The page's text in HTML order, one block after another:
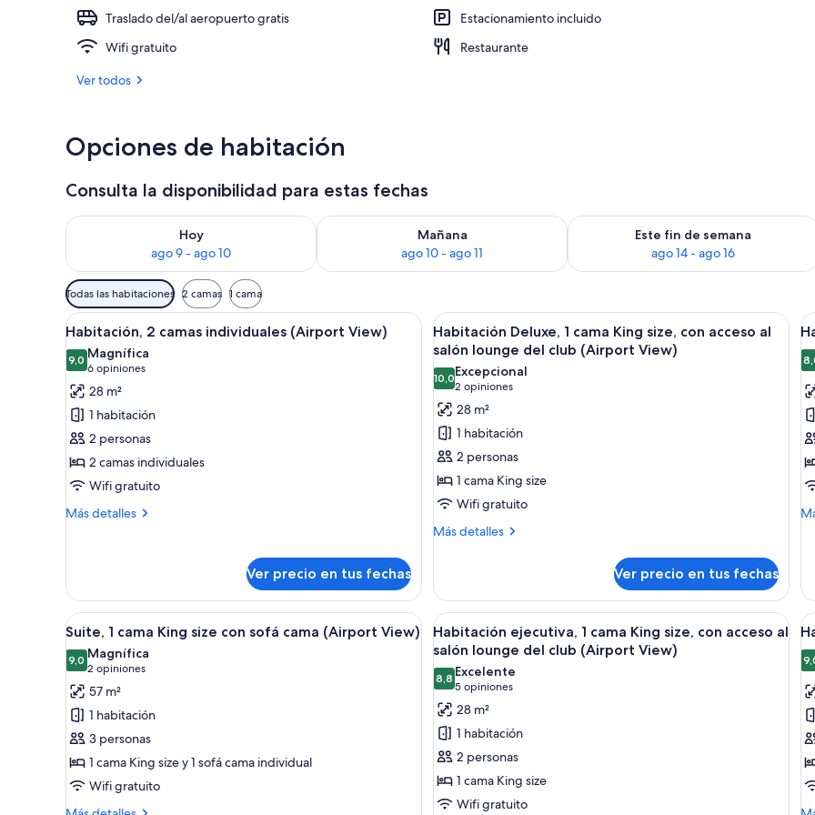
Traslado del/al aeropuerto gratis
Estacionamiento incluido
Wifi gratuito
Restaurante
Ver todos
Opciones de habitación
Consulta la disponibilidad para estas fechas
Hoy
ago 9 - ago 10
Consulta la disponibilidad para hoy ago 9 - ago 10
Mañana
ago 10 - ago 11
Consulta la disponibilidad para mañana ago 10 - ago 11
Este fin de semana
ago 14 - ago 16
Consulta la disponibilidad para este
Filtros
disponibles
para
las
habitaciones
Todas las habitaciones 2 camas 1 cama
Ver
todas
las
fotos
de
Habitación,
2
camas
individuales
(Airport
Habitación de hotel con dos camas, un escritorio, una silla y un amplio ventanal con vistas a la ciudad.
5
Habitación, 2 camas individuales (Airport View)
9,09,0 de 10
Magnífica
6 opiniones
(6
opiniones)
28 m²
1 habitación
2 personas
2 camas individuales
Wifi gratuito
Más detalles
Más
camas
individuales
(Airport
Ver precio en tus fechas
Ver
todas
las
fotos
de
Habitación
Deluxe,
1
cama
King
size,
al
salón
lounge
del
club
(Airport
View)
Habitación de hotel con una cama
4
Habitación Deluxe, 1 cama King size, con acceso al
salón lounge del club (Airport View)
10,010,0 de 10
Excepcional
2 opiniones
(2
opiniones)
28 m²
1 habitación
2 personas
1 cama King size
Wifi gratuito
Más detalles
Más
Deluxe,
cama
King
con
acceso
al
salón
lounge
del
club
View)
Ver precio en tus fechas
2
Ver
todas
las
fotos
de
Suite,
1
cama
King
size
Una habitación de hotel moderna con un televisor grande, un sofá, una mesita y una cama.
5
Suite, 1 cama King size con sofá cama (Airport View)
9,09,0 de 10
Magnífica
2 opiniones
(2
opiniones)
57 m²
1 habitación
3 personas
1 cama King size y 1 sofá cama individual
Wifi gratuito
Ver
todas
las
fotos
de
Habitación
ejecutiva,
1
cama
King
Habitación de hotel con una cama
6
Habitación ejecutiva, 1 cama King size, con acceso al
salón lounge del club (Airport View)
8,88,8 de 10
Excelente
5 opiniones
(5
opiniones)
28 m²
1 habitación
2 personas
1 cama King size
Wifi gratuito
1